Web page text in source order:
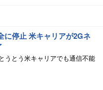
に停止 米キャリアが2Gネ
うとう米キャリアでも通信不能